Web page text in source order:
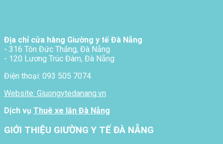
Địa chỉ cửa hàng Giường y tế Đà Nẵng
- 316 Tôn Đức Thắng, Đà Nẵng
- 120 Lương Trúc Đàm, Đà Nẵng
Điện thoại: 093 505 7074
Website: Giuongytedanang.vn
Dịch vụ Thuê xe lăn Đà Nẵng
GIỚI THIỆU GIƯỜNG Y TẾ ĐÀ NẴNG